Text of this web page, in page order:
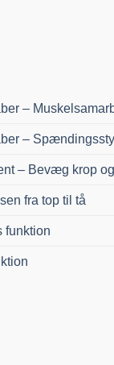
–
–
– Bevæg krop
fra top til tå
funktion